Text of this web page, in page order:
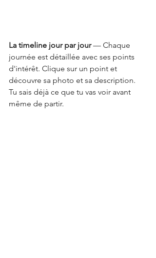
La timeline jour par jour — Chaque
journée est détaillée avec ses points
d'intérêt. Clique sur un point et
découvre sa photo et sa description.
Tu sais déjà ce que tu vas voir avant
même de partir.